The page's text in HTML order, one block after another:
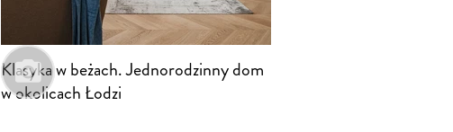
Klasyka w beżach. Jednorodzinny dom
w okolicach Łodzi